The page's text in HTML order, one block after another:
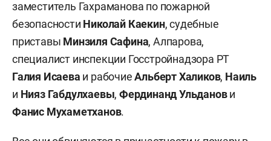
заместитель Гахраманова по пожарной
безопасности Николай Каекин, судебные
приставы Минзиля Сафина, Алпарова,
специалист инспекции Госстройнадзора РТ
Галия Исаева и рабочиеАльберт Халиков, Наиль
и Нияз Габдулхаевы,Фердинанд Ульданови
Фанис Мухаметханов.